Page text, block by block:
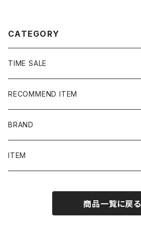
CATEGORY
TIME SALE
RECOMMEND ITEM
BRAND
NIKE
ITEM
商品一覧に戻る